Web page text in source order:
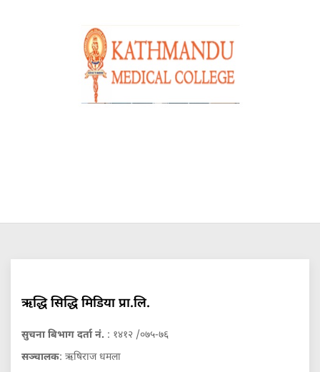
ऋद्धि सिद्धि मिडिया प्रा.लि.
सुचना बिभाग दर्ता नं. : १४१२ /०७५-७६
सञ्चालक: ऋषिराज धमला